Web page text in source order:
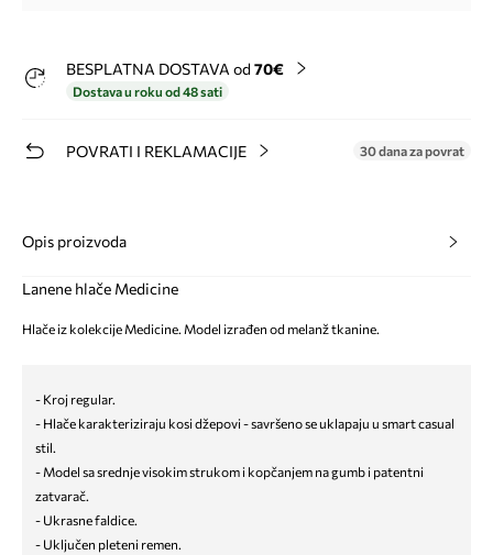
BESPLATNA DOSTAVA od 70€
Dostava u roku od 48 sati
POVRATI I REKLAMACIJE 30 dana za povrat
Opis proizvoda
Lanene hlače Medicine
Hlače iz kolekcije Medicine. Model izrađen od melanž tkanine.
- Kroj regular.
- Hlače karakteriziraju kosi džepovi - savršeno se uklapaju u smart casual
stil.
- Model sa srednje visokim strukom i kopčanjem na gumb i patentni
zatvarač.
- Ukrasne faldice.
- Uključen pleteni remen.